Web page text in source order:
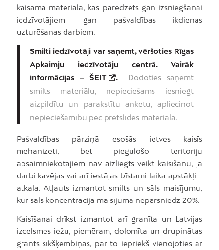
kaisāmā materiāla, kas paredzēts gan izsniegšanai
iedzīvotājiem, gan pašvaldības ikdienas
uzturēšanas darbiem.
Smilti iedzīvotāji var saņemt, vēršoties Rīgas
Apkaimju iedzīvotāju centrā. Vairāk
informācijas –ŠEIT .
Dodoties saņemt
smilts materiālu, nepieciešams iesniegt
aizpildītu un parakstītu anketu, apliecinot
nepieciešamību pēc pretslīdes materiāla.
Pašvaldības pārziņā esošās ietves kaisīs
mehanizēti, bet piegulošo teritoriju
apsaimniekotājiem nav aizliegts veikt kaisīšanu, ja
darbi kavējas vai arī iestājas bīstami laika apstākļi –
atkala. Atļauts izmantot smilts un sāls maisījumu,
kur sāls koncentrācija maisījumā nepārsniedz 20%.
Kaisīšanai drīkst izmantot arī granīta un Latvijas
izcelsmes iežu, piemēram, dolomīta un drupinātas
grants sīkšķembiņas, par to iepriekš vienojoties ar